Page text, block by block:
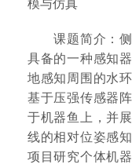
模与仿真
课题简介：侧
具备的一种感知
地感知周围的水
基于压强传感器
于机器鱼上，并
线的相对位姿感
项目研究个体机